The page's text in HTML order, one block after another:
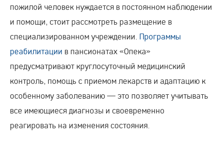
пожилой человек нуждается в постоянном наблюдении
и помощи, стоит рассмотреть размещение в
специализированном учреждении. Программы
реабилитации в пансионатах «Опека»
предусматривают круглосуточный медицинский
контроль, помощь с приемом лекарств и адаптацию к
особенному заболеванию — это позволяет учитывать
все имеющиеся диагнозы и своевременно
реагировать на изменения состояния.